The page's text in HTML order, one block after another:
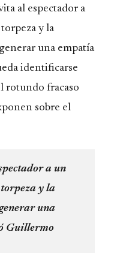
al espectador a
y la
una empatía
identificarse
rotundo fracaso
sobre el
a un
y la
una
Guillermo